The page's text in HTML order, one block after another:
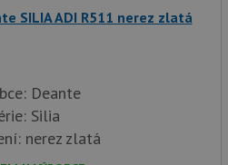
SILIA ADI R511 nerez zlatá
Deante
Silia
nerez zlatá